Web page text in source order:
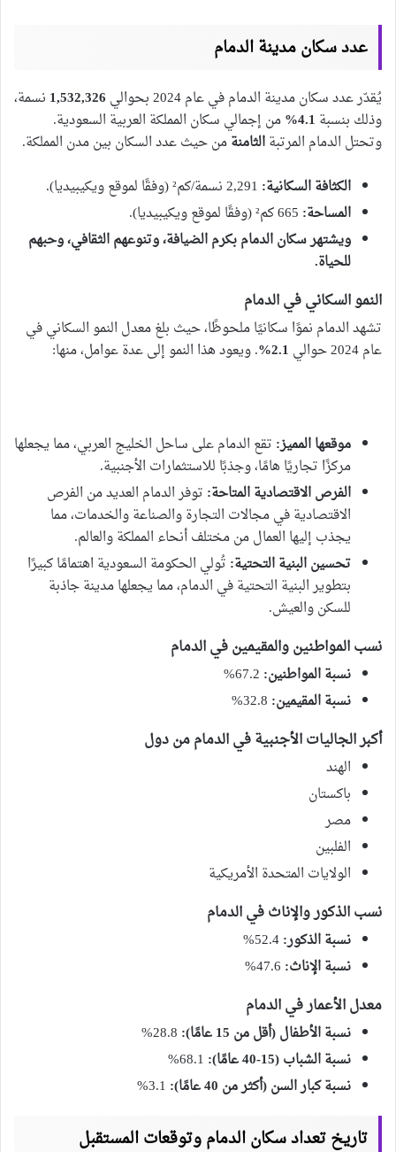
عدد سكان مدينة الدمام
يُقدّر عدد سكان مدينة الدمام في عام 2024 بحوالي 1,532,326 نسمة،
وذلك بنسبة 4.1%
من إجمالي سكان المملكة العربية السعودية.
وتحتل الدمام المرتبةالثامنةمن حيث عدد السكان بين مدن المملكة.
الكثافة السكانية:
المساحة:
ويشتهر سكان الدمام بكرم الضيافة، وتنوعهم الثقافي، وحبهم
للحياة.
النمو السكاني في الدمام
تشهد الدمام نموًا سكانيًا ملحوظًا، حيث بلغ معدل النمو السكاني في
عام 2024 حوالي
2.1% . ويعود هذا النمو إلى عدة عوامل، منها:
موقعها المميز: تقع الدمام على ساحل الخليج العربي، مما يجعلها
مركزًا تجاريًا هامًا، وجذبًا للاستثمارات الأجنبية.
الفرص الاقتصادية المتاحة: توفر الدمام العديد من الفرص
الاقتصادية في مجالات التجارة والصناعة والخدمات، مما
يجذب إليها العمال من مختلف أنحاء المملكة والعالم.
تحسين البنية التحتية: تُولي الحكومة السعودية اهتمامًا كبيرًا
بتطوير البنية التحتية في الدمام، مما يجعلها مدينة جاذبة
للسكن والعيش.
نسب المواطنين والمقيمين في الدمام
نسبة المواطنين:
نسبة المقيمين:
أكبر الجاليات الأجنبية في الدمام من دول
الهند
باكستان
مصر
الفلبين
الولايات المتحدة الأمريكية
نسب الذكور والإناث في الدمام
نسبة الذكور:
نسبة الإناث:
معدل الأعمار في الدمام
نسبة الأطفال (أقل من 15 عامًا):
نسبة الشباب (15-40 عامًا):
نسبة كبار السن (أكثر من 40 عامًا):
تاريخ تعداد سكان الدمام وتوقعات المستقبل